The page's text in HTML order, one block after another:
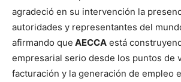
agradeció en su intervención la
autoridades y representantes del
afirmando que AECCA está
empresarial serio desde los puntos de
facturación y la generación de empleo